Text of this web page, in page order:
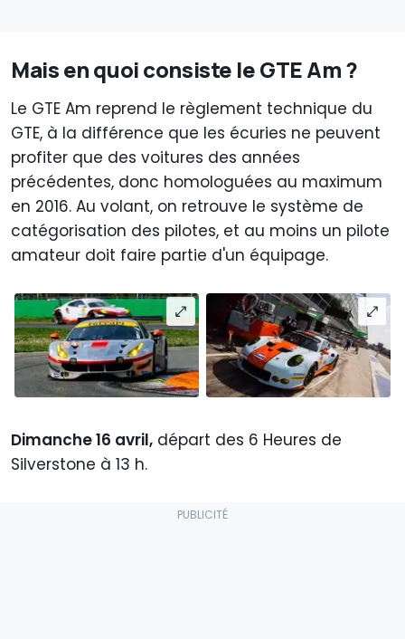
Mais en quoi consiste le GTE Am ?
Le GTE Am reprend le règlement technique du
GTE, à la différence que les écuries ne peuvent
profiter que des voitures des années
précédentes, donc homologuées au maximum
en 2016. Au volant, on retrouve le système de
catégorisation des pilotes, et au moins un pilote
amateur doit faire partie d'un équipage.
Dimanche 16 avril, départ des 6 Heures de
Silverstone à 13 h.